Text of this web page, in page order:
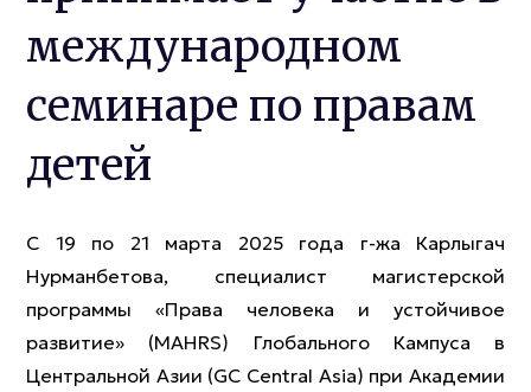
международном
семинаре по правам
детей
С 19 по 21 марта 2025 года г-жа Карлыгач
Нурманбетова, специалист магистерской
программы «Права человека и устойчивое
развитие» (MAHRS) Глобального Кампуса в
Центральной Азии (GC Central Asia) при Академии